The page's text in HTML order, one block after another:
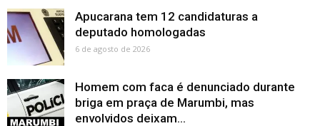
Apucarana tem 12 candidaturas a
deputado homologadas
6 de agosto de 2026
Homem com faca é denunciado durante
briga em praça de Marumbi, mas
envolvidos deixam...